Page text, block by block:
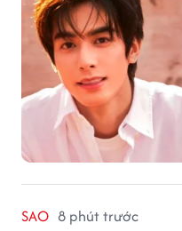
SAO 8 phút trước